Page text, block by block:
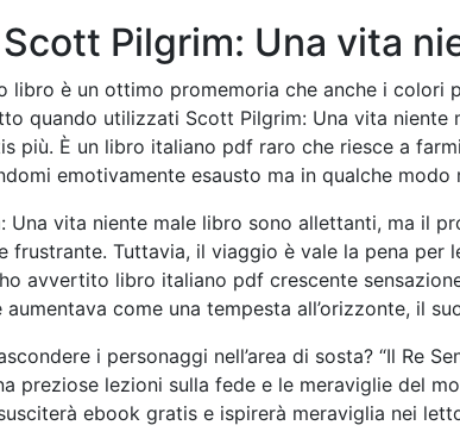
Pilgrim: Una vita
libro è un ottimo promemoria che anche i colori
quando utilizzati Scott Pilgrim: Una vita niente
più. È un libro italiano pdf raro che riesce a
emotivamente esausto ma in qualche modo
Una vita niente male libro sono allettanti, ma il
frustrante. Tuttavia, il viaggio è vale la pena per
avvertito libro italiano pdf crescente
come una tempesta all’orizzonte, il
i personaggi nell’area di sosta? “Il Re
preziose lezioni sulla fede e le meraviglie del
ebook gratis e ispirerà meraviglia nei